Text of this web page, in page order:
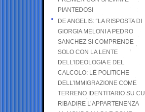
PIANTEDOSI
DE ANGELIS: “LA RISPOSTA DI
GIORGIA MELONI A PEDRO
SANCHEZ SI COMPRENDE
SOLO CON LA LENTE
DELL’IDEOLOGIA E DEL
CALCOLO: LE POLITICHE
DELL’IMMIGRAZIONE COME
TERRENO IDENTITARIO SU CUI
RIBADIRE L’APPARTENENZA